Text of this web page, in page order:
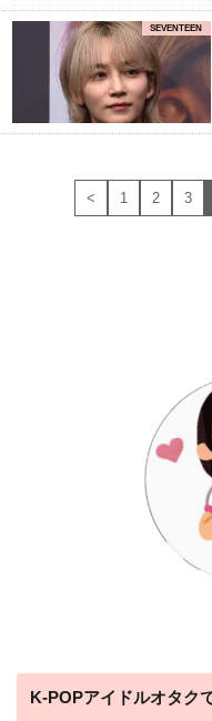
SEVENTEEN
< 1 2 3
K-POPアイドルオタク